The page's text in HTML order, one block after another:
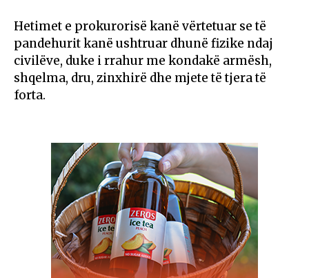
Hetimet e prokurorisë kanë vërtetuar se të
pandehurit kanë ushtruar dhunë fizike ndaj
civilëve, duke i rrahur me kondakë armësh,
shqelma, dru, zinxhirë dhe mjete të tjera të
forta.